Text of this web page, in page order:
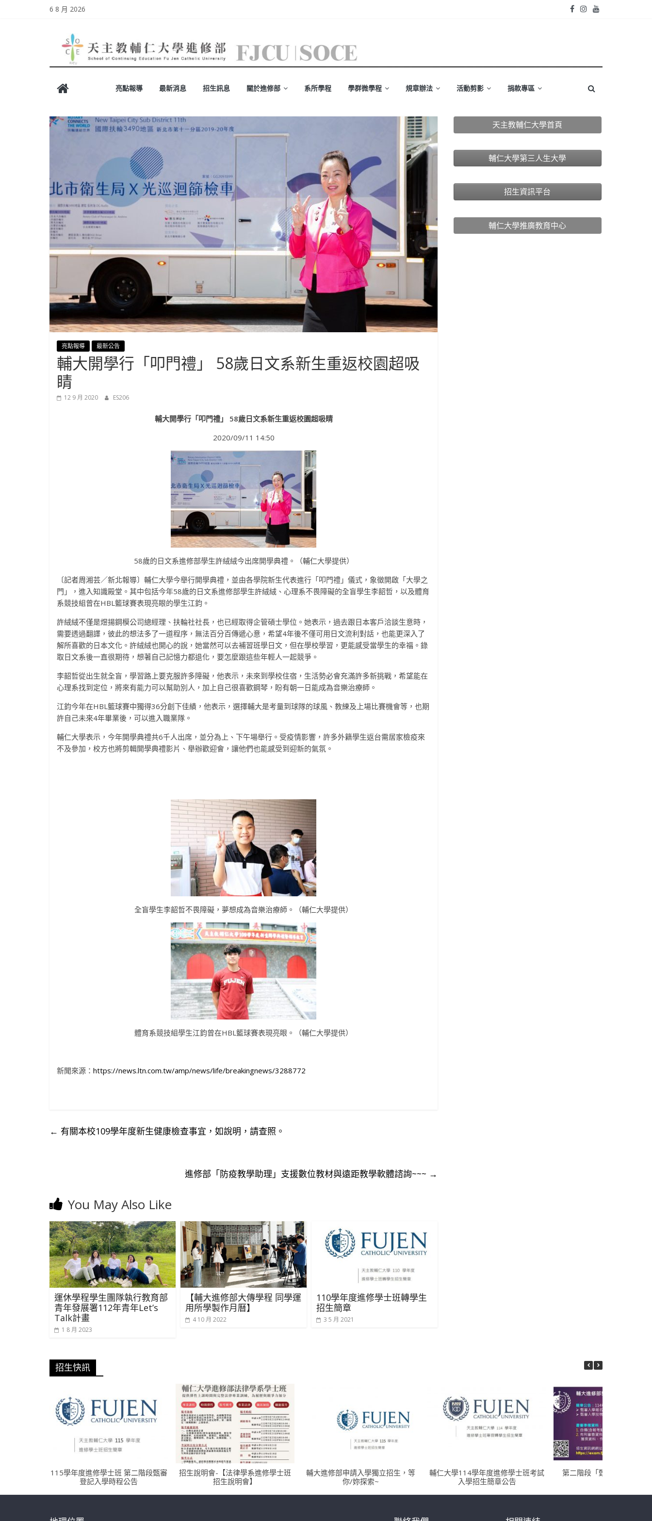
6 8 月 2026
天
教
仁
大
學-
進
修
部
官
方
網
亮點報導 最新消息 招生訊息 關於進修部 系所學程 學群微學程 規章辦法 活動剪影 捐款專區
亮點報導 最新公告
輔大開學行「叩門禮」 58歲日文系新生重返校園超吸
睛
12 9 月 2020 ES206
輔大開學行「叩門禮」 58歲日文系新生重返校園超吸睛
2020/09/11 14:50
58歲的日文系進修部學生許絨絨今出席開學典禮。（輔仁大學提供）
〔記者周湘芸／新北報導〕輔仁大學今舉行開學典禮，並由各學院新生代表進行「叩門禮」儀式，象徵開啟「大學之
門」，進入知識殿堂。其中包括今年58歲的日文系進修部學生許絨絨、心理系不畏障礙的全盲學生李韶哲，以及體育
系競技組曾在HBL籃球賽表現亮眼的學生江鈞。
許絨絨不僅是煜揚鋼模公司總經理、扶輪社社長，也已經取得企管碩士學位。她表示，過去跟日本客戶洽談生意時，
需要透過翻譯，彼此的想法多了一道程序，無法百分百傳遞心意，希望4年後不僅可用日文流利對話，也能更深入了
解所喜歡的日本文化。許絨絨也開心的說，她當然可以去補習班學日文，但在學校學習，更能感受當學生的幸福。錄
取日文系後一直很期待，想著自己記憶力都退化，要怎麼跟這些年輕人一起競爭。
李韶哲從出生就全盲，學習路上要克服許多障礙，他表示，未來到學校住宿，生活勢必會充滿許多新挑戰，希望能在
心理系找到定位，將來有能力可以幫助別人，加上自己很喜歡鋼琴，盼有朝一日能成為音樂治療師。
江鈞今年在HBL籃球賽中獨得36分創下佳績，他表示，選擇輔大是考量到球隊的球風、教練及上場比賽機會等，也期
許自己未來4年畢業後，可以進入職業隊。
輔仁大學表示，今年開學典禮共6千人出席，並分為上、下午場舉行。受疫情影響，許多外籍學生返台需居家檢疫來
不及參加，校方也將剪輯開學典禮影片、舉辦歡迎會，讓他們也能感受到迎新的氣氛。
全盲學生李韶哲不畏障礙，夢想成為音樂治療師。（輔仁大學提供）
體育系競技組學生江鈞曾在HBL籃球賽表現亮眼。（輔仁大學提供）
新聞來源： https://news.ltn.com.tw/amp/news/life/breakingnews/3288772
← 有關本校109學年度新生健康檢查事宜，如說明，請查照。
進修部「防疫教學助理」支援數位教材與遠距教學軟體諮詢~~~ →
You May Also Like
運休學程學生團隊執行教育部
青年發展署112年青年Let’s
Talk計畫
1 8 月 2023
【輔大進修部大傳學程 同學運
用所學製作月曆】
4 10 月 2022
110學年度進修學士班轉學生
招生簡章
3 5 月 2021
天主教輔仁大學首頁
輔仁大學第三人生大學
招生資訊平台
輔仁大學推廣教育中心
招生快訊
115學年度進修學士班 第二階段甄審
登記入學時程公告
招生說明會-【法律學系進修學士班
招生說明會】
輔大進修部申請入學獨立招生，等
你/妳探索~
輔仁大學114學年度進修學士班考試
入學招生簡章公告
第二階段「甄審登記」招生